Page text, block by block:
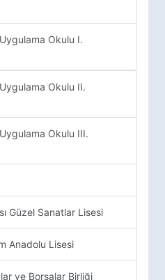
Okulu I.
Okulu II.
Okulu III.
Güzel Sanatlar Lisesi
Anadolu Lisesi
ve Borsalar Birliği